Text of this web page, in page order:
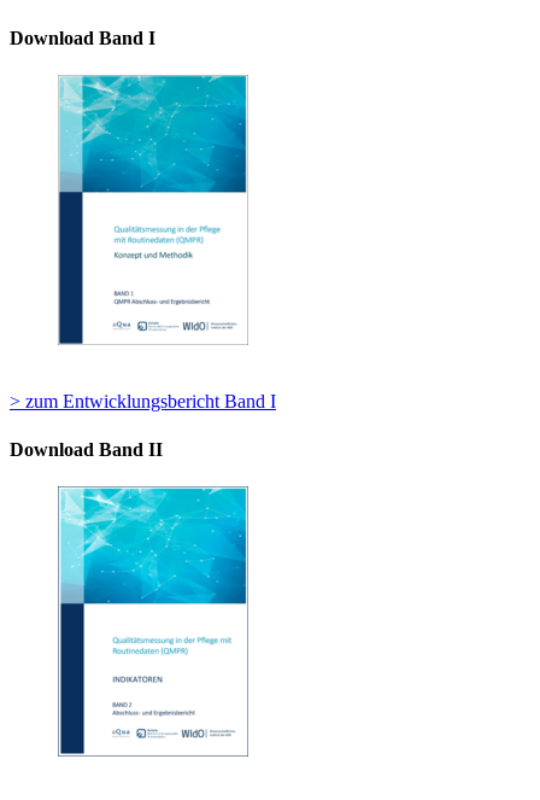
Download Band I
> zum Entwicklungsbericht Band I
Download Band II